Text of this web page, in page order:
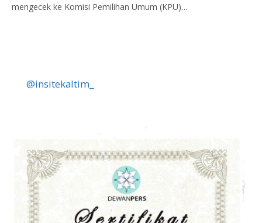
mengecek ke Komisi Pemilihan Umum (KPU)…
@insitekaltim_